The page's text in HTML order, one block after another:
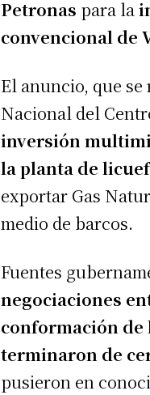
Petronas para la
convencional de
El anuncio, que
Nacional del
inversión
la planta de
exportar Gas
medio de barcos.
Fuentes
negociaciones
conformación de
terminaron de
pusieron en